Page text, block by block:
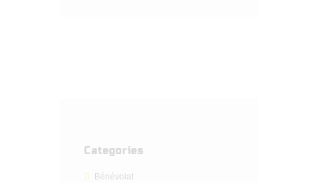
Categories
Bénévolat